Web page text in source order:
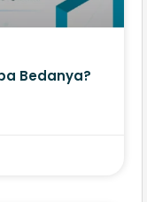
Bedanya?